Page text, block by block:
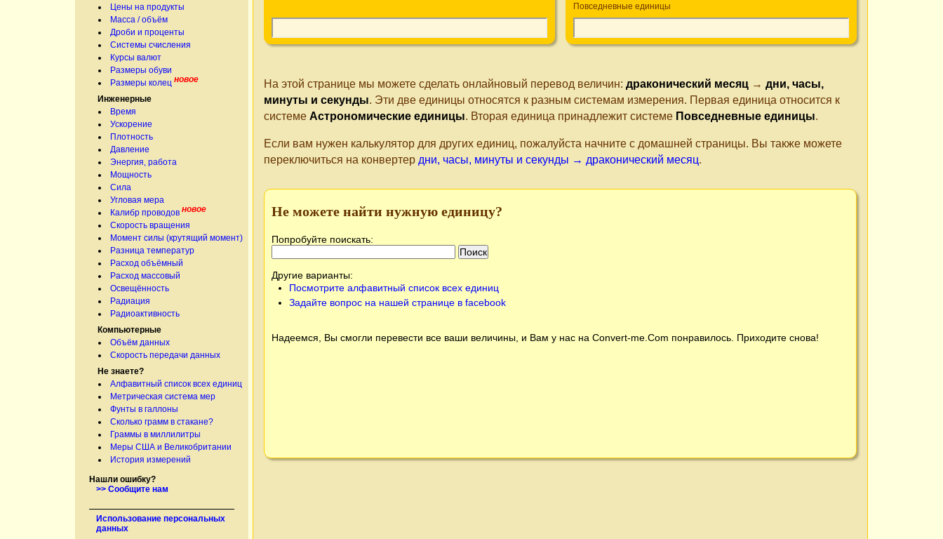
Цены на продукты
Масса / объём
Дроби и проценты
Системы счисления
Курсы валют
Размеры обуви
Размеры колец новое
Инженерные
Время
Ускорение
Плотность
Давление
Энергия, работа
Мощность
Сила
Угловая мера
Калибр проводов новое
Скорость вращения
Момент силы (крутящий момент)
Разница температур
Расход объёмный
Расход массовый
Освещённость
Радиация
Радиоактивность
Компьютерные
Объём данных
Скорость передачи данных
Не знаете?
Алфавитный список всех единиц
Метрическая система мер
Фунты в галлоны
Сколько грамм в стакане?
Граммы в миллилитры
Меры США и Великобритании
История измерений
Нашли ошибку?
>> Сообщите нам
Использование персональных
данных
Повседневные единицы
На этой странице мы можете сделать онлайновый перевод величин: драконический месяц → дни, часы,
минуты и секунды. Эти две единицы относятся к разным системам измерения. Первая единица относится к
системе Астрономические единицы. Вторая единица принадлежит системе Повседневные единицы.
Если вам нужен калькулятор для других единиц, пожалуйста начните с домашней страницы. Вы также можете
переключиться на конвертер дни, часы, минуты и секунды → драконический месяц.
Не можете найти нужную единицу?
Попробуйте поискать:
Другие варианты:
Посмотрите алфавитный список всех единиц
Задайте вопрос на нашей странице в facebook
Надеемся, Вы смогли перевести все ваши величины, и Вам у нас на Convert-me.Com понравилось. Приходите снова!